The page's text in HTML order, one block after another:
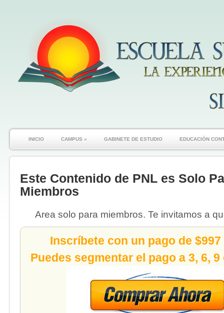
INICIO CAMPUS » GABINETE DE ESTUDIO EDUCACIÓN
Este Contenido de PNL es Solo
Miembros
Area solo para miembros. Te invitamos a
Inscríbete con un pago de
Puedes segmentar el pago a 3, 6, 9